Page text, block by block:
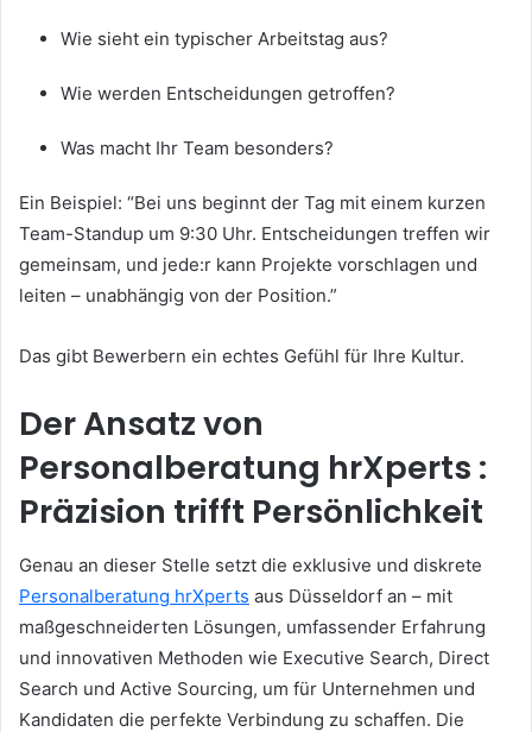
Wie sieht ein typischer Arbeitstag aus?
Wie werden Entscheidungen getroffen?
Was macht Ihr Team besonders?
Ein Beispiel: “Bei uns beginnt der Tag mit einem kurzen
Team-Standup um 9:30 Uhr. Entscheidungen treffen wir
gemeinsam, und jede:r kann Projekte vorschlagen und
leiten – unabhängig von der Position.”
Das gibt Bewerbern ein echtes Gefühl für Ihre Kultur.
Der Ansatz von
Personalberatung hrXperts :
Präzision trifft Persönlichkeit
Genau an dieser Stelle setzt die exklusive und diskrete
Personalberatung hrXperts aus Düsseldorf an – mit
maßgeschneiderten Lösungen, umfassender Erfahrung
und innovativen Methoden wie Executive Search, Direct
Search und Active Sourcing, um für Unternehmen und
Kandidaten die perfekte Verbindung zu schaffen. Die